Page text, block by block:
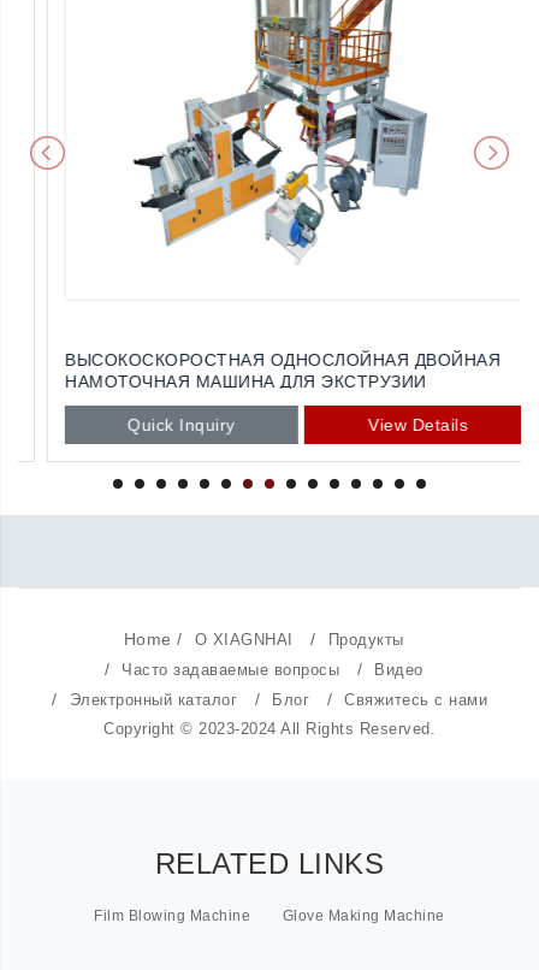
ВЫСОКОСКОРОСТНАЯ ОДНОСЛОЙНАЯ ДВОЙНАЯ
НАМОТОЧНАЯ МАШИНА ДЛЯ ЭКСТРУЗИИ
ПЛАСТИКОВЫХ ПЛЕНОК
Quick Inquiry
View Details
Home / О XIAGNHAI / Продукты
/ Часто задаваемые вопросы / Видео
/ Электронный каталог / Блог /
Свяжитесь с нами
Copyright © 2023-2024 All Rights Reserved.
RELATED LINKS
Film Blowing Machine Glove Making Machine